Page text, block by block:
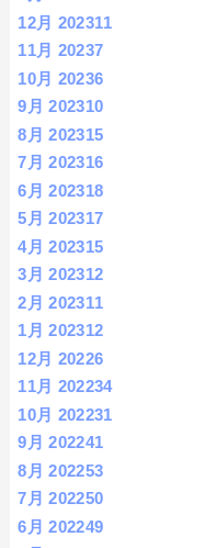
12月 202311
11月 20237
10月 20236
9月 202310
8月 202315
7月 202316
6月 202318
5月 202317
4月 202315
3月 202312
2月 202311
1月 202312
12月 20226
11月 202234
10月 202231
9月 202241
8月 202253
7月 202250
6月 202249